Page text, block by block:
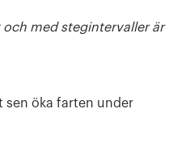
och med stegintervaller är
sen öka farten under